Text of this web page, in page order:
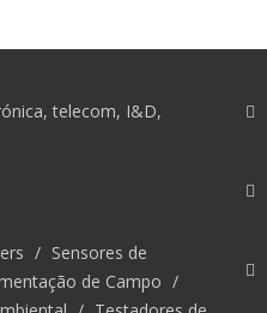
telecom, I&D,
/ Sensores de
de Campo /